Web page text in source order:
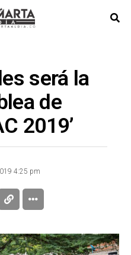
será la
de
2019’
4:25 pm